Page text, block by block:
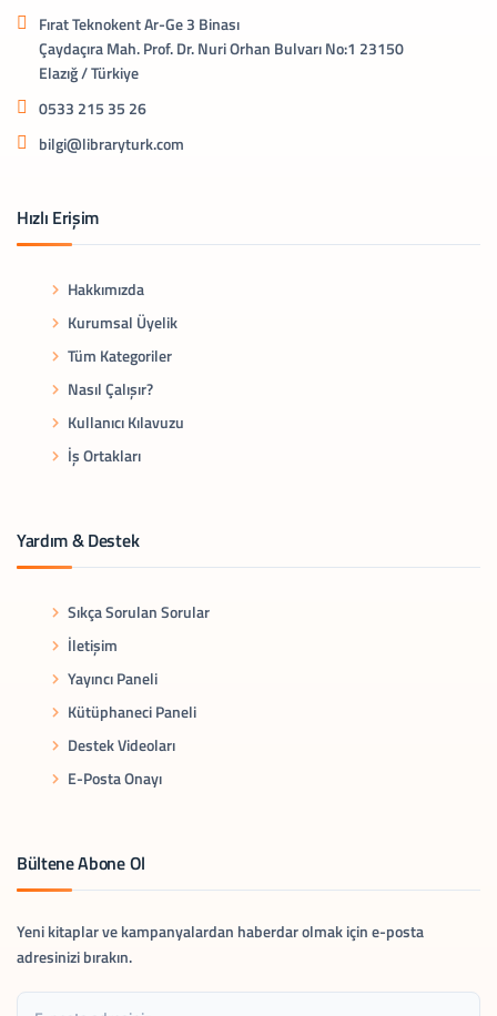
Fırat Teknokent Ar-Ge 3 Binası
Çaydaçıra Mah. Prof. Dr. Nuri Orhan Bulvarı No:1 23150
Elazığ / Türkiye
0533 215 35 26
bilgi@libraryturk.com
Hızlı Erişim
Hakkımızda
Kurumsal Üyelik
Tüm Kategoriler
Nasıl Çalışır?
Kullanıcı Kılavuzu
İş Ortakları
Yardım & Destek
Sıkça Sorulan Sorular
İletişim
Yayıncı Paneli
Kütüphaneci Paneli
Destek Videoları
E-Posta Onayı
Bültene Abone Ol
Yeni kitaplar ve kampanyalardan haberdar olmak için e-posta
adresinizi bırakın.